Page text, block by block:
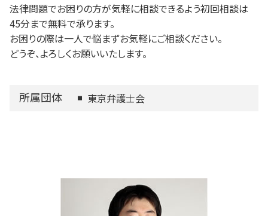
法律問題でお困りの方が気軽に相談できるよう初回相談は
45分まで無料で承ります。
お困りの際は一人で悩まずお気軽にご相談ください。
どうぞ、よろしくお願いいたします。
所属団体 東京弁護士会